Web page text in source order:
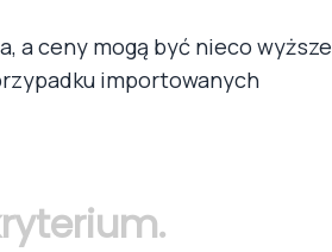
a ceny mogą być nieco wyższe
importowanych